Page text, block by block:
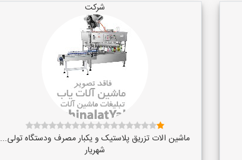
شرکت
ماشین الات تزریق پلاستیک و یکبار مصرف ودستگاه تولی...
شهریار